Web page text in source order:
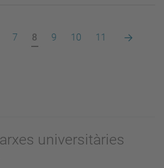
Pàgina
7
Pàgina
actual
8 Pàgina
9 Pàgina
10 Pàgina
11
Pàgina
universitàries